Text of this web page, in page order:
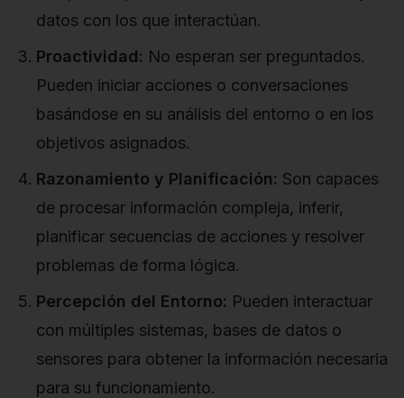
datos con los que interactúan.
Proactividad: No esperan ser preguntados.
Pueden iniciar acciones o conversaciones
basándose en su análisis del entorno o en los
objetivos asignados.
Razonamiento y Planificación: Son capaces
de procesar información compleja, inferir,
planificar secuencias de acciones y resolver
problemas de forma lógica.
Percepción del Entorno: Pueden interactuar
con múltiples sistemas, bases de datos o
sensores para obtener la información necesaria
para su funcionamiento.